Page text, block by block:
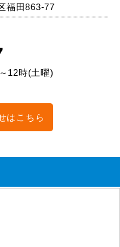
福田863-77
12時(土曜)
はこちら